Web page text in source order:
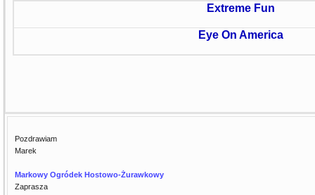
Extreme Fun
Eye On America
Pozdrawiam
Marek
Markowy Ogródek Hostowo-Żurawkowy
Zaprasza